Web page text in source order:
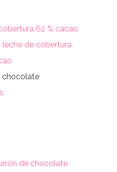
62 % cacao
de cobertura
chocolate
de chocolate